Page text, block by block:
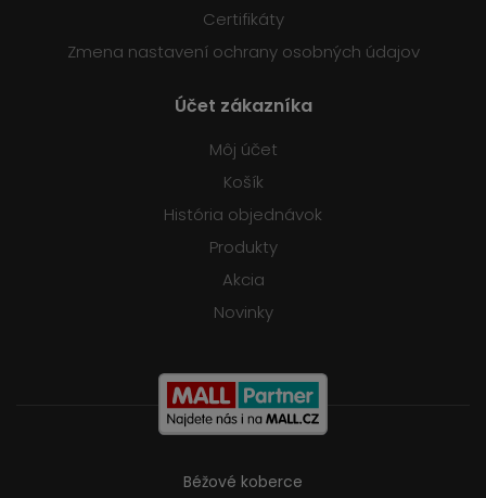
Certifikáty
Zmena nastavení ochrany osobných údajov
Účet zákazníka
Môj účet
Košík
História objednávok
Produkty
Akcia
Novinky
Béžové koberce